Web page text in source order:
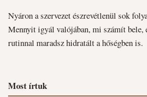
Nyáron a szervezet észrevétlenül sok
Mennyit igyál valójában, mi számít bele,
rutinnal maradsz hidratált a hőségben is.
Most írtuk